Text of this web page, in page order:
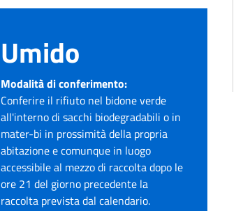
Umido
Modalità di conferimento:
Conferire il rifiuto nel bidone verde
all'interno di sacchi biodegradabili o in
mater-bi in prossimità della propria
abitazione e comunque in luogo
accessibile al mezzo di raccolta dopo le
ore 21 del giorno precedente la
raccolta prevista dal calendario.